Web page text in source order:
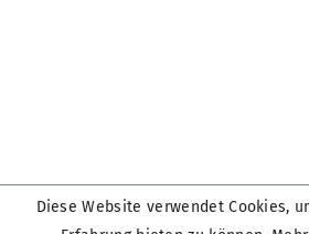
Diese Website verwendet Cookies,